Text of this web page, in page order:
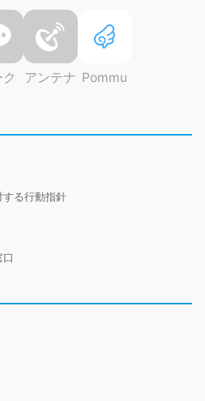
ク アンテナ Pommu
する行動指針